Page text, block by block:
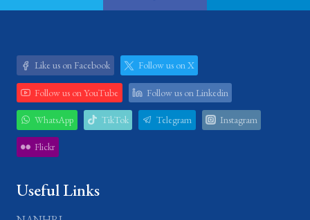
Like us on Facebook Follow us on X
Follow us on YouTube Follow us on Linkedin
WhatsApp TikTok Telegram Instagram
Flickr
Useful Links